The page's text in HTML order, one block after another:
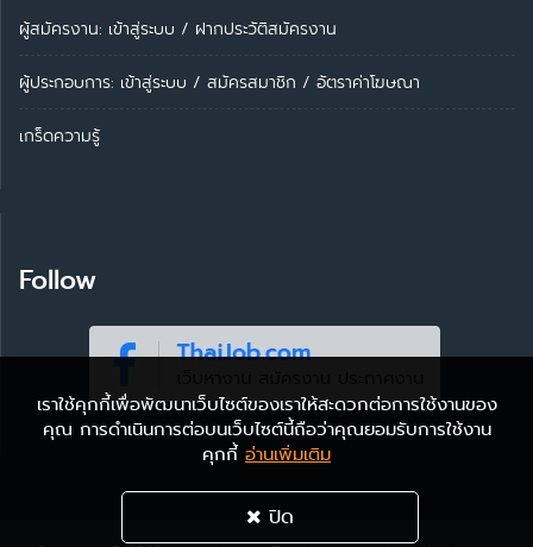
ผู้สมัครงาน: เข้าสู่ระบบ / ฝากประวัติสมัครงาน
ผู้ประกอบการ: เข้าสู่ระบบ / สมัครสมาชิก / อัตราค่าโฆษณา
เกร็ดความรู้
Follow
เราใช้คุกกี้เพื่อพัฒนาเว็บไซต์ของเราให้สะดวกต่อการใช้งานของ
คุณ การดำเนินการต่อบนเว็บไซต์นี้ถือว่าคุณยอมรับการใช้งาน
คุกกี้ อ่านเพิ่มเติม
ปิด